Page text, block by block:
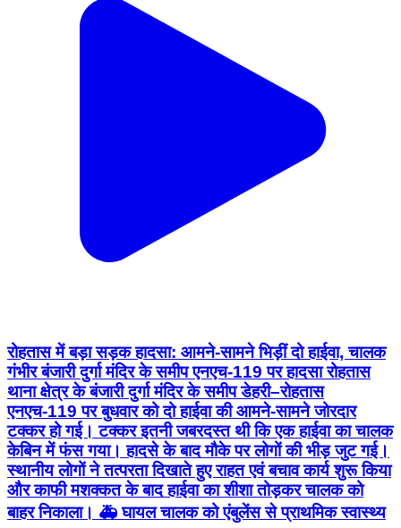
रोहतास में बड़ा सड़क हादसा: आमने-सामने भिड़ीं दो हाईवा, चालक
गंभीर बंजारी दुर्गा मंदिर के समीप एनएच-119 पर हादसा रोहतास
थाना क्षेत्र के बंजारी दुर्गा मंदिर के समीप डेहरी–रोहतास
एनएच-119 पर बुधवार को दो हाईवा की आमने-सामने जोरदार
टक्कर हो गई। टक्कर इतनी जबरदस्त थी कि एक हाईवा का चालक
केबिन में फंस गया। हादसे के बाद मौके पर लोगों की भीड़ जुट गई।
स्थानीय लोगों ने तत्परता दिखाते हुए राहत एवं बचाव कार्य शुरू किया
और काफी मशक्कत के बाद हाईवा का शीशा तोड़कर चालक को
बाहर निकाला। 🚑 घायल चालक को एंबुलेंस से प्राथमिक स्वास्थ्य